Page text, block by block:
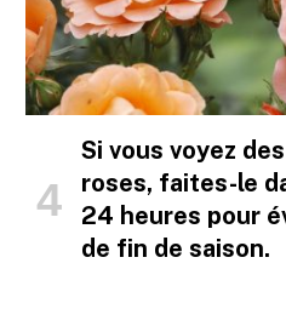
Si vous voyez
roses, faites-le
24 heures pour
de fin de saison.